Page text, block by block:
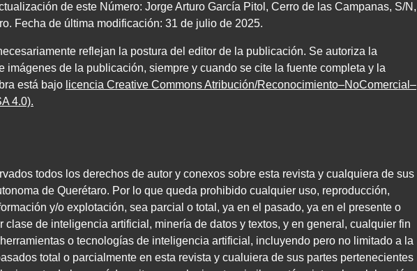
de este Número: Jorge Arturo García Pitol, Cerro de las Campanas, S/N ,
Fecha de última modificación: 31 de julio de 2025.
reflejan la postura del editor de la publicación. Se autoriza la
imágenes de la publicación, siempre y cuando se cite la fuente completa y la
está bajo licencia Creative Commons Atribución/Reconocimiento–NoComercial–
4.0).
todos los derechos de autor y conexos sobre esta revista y cualquiera de sus
de Querétaro. Por lo que queda prohibido cualquier uso, reproducción,
y/o explotación, sea parcial o total, ya en el pasado, ya en el presente o
de inteligencia artificial, minería de datos y textos, y en general, cualquier fin
o tecnologías de inteligencia artificial, incluyendo pero no limitado a la
total o parcialmente en esta revista y cualuiera de sus partes pertenecientes